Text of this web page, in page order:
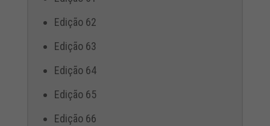
Edição 62
Edição 63
Edição 64
Edição 65
Edição 66